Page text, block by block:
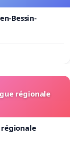
Bessin-
régionale